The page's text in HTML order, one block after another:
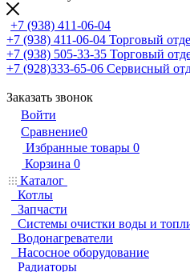
+7 (938) 411-06-04
+7 (938) 411-06-04 Торговый
+7 (938) 505-33-35 Торговый
+7 (928)333-65-06 Сервисный
Заказать звонок
Войти
Сравнение0
Избранные товары 0
Корзина 0
Каталог
Котлы
Запчасти
Системы очистки воды и
Водонагреватели
Насосное оборудование
Радиаторы